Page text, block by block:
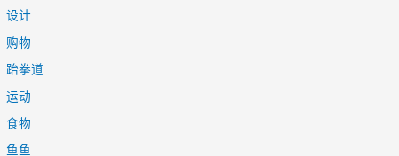
设计
购物
跆拳道
运动
食物
鱼鱼